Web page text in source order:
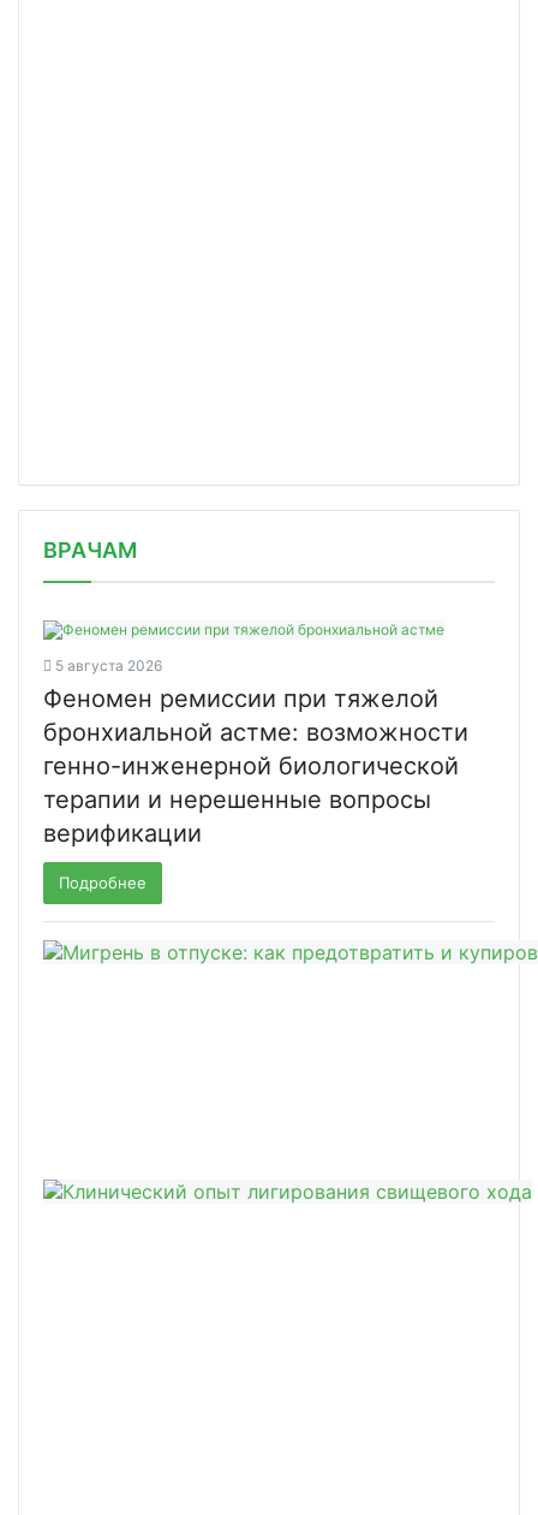
ВРАЧАМ
5 августа 2026
Феномен ремиссии при тяжелой
бронхиальной астме: возможности
генно-инженерной биологической
терапии и нерешенные вопросы
верификации
Подробнее